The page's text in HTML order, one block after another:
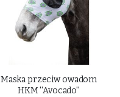
Maska przeciw owadom
HKM ''Avocado''